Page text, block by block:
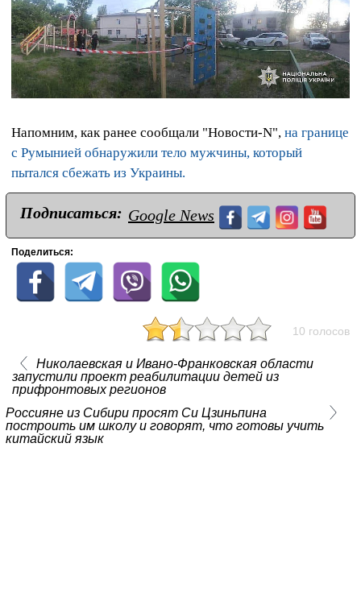
Напомним, как ранее сообщали "Новости-N", на границе
с Румынией обнаружили тело мужчины, который
пытался сбежать из Украины.
Подписаться: Google News
Поделиться:
10 голосов
Николаевская и Ивано-Франковская области
запустили проект реабилитации детей из
прифронтовых регионов
Россияне из Сибири просят Си Цзиньпина
построить им школу и говорят, что готовы учить
китайский язык